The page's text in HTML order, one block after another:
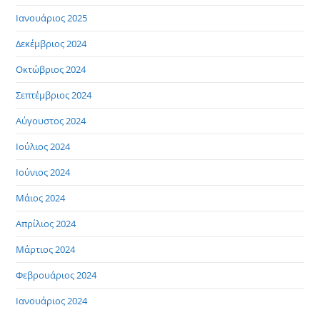
Ιανουάριος 2025
Δεκέμβριος 2024
Οκτώβριος 2024
Σεπτέμβριος 2024
Αύγουστος 2024
Ιούλιος 2024
Ιούνιος 2024
Μάιος 2024
Απρίλιος 2024
Μάρτιος 2024
Φεβρουάριος 2024
Ιανουάριος 2024